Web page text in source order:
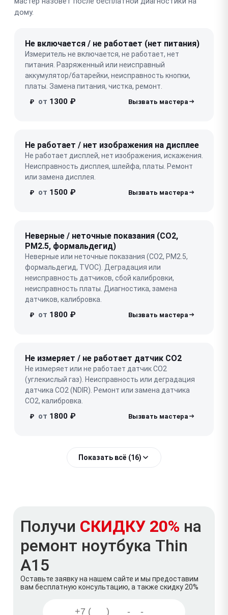
дому.
Не включается / не работает (нет питания)
Измеритель не включается, не работает, нет
питания. Разряженный или неисправный
аккумулятор/батарейки, неисправность кнопки,
платы. Замена питания, чистка, ремонт.
₽ от 1300 ₽
Не работает / нет изображения на дисплее
Не работает дисплей, нет изображения, искажения.
Неисправность дисплея, шлейфа, платы. Ремонт
или замена дисплея.
₽ от 1500 ₽
Неверные / неточные показания (CO2,
PM2.5, формальдегид)
Неверные или неточные показания (CO2, PM2.5,
формальдегид, TVOC). Деградация или
неисправность датчиков, сбой калибровки,
неисправность платы. Диагностика, замена
датчиков, калибровка.
₽ от 1800 ₽
Не измеряет / не работает датчик CO2
Не измеряет или не работает датчик CO2
(углекислый газ). Неисправность или деградация
датчика CO2 (NDIR). Ремонт или замена датчика
CO2, калибровка.
₽ от 1800 ₽
Показать всё (16)
Получи СКИДКУ 20% на
ремонт ноутбука Thin
A15
Оставьте заявку на нашем сайте и мы предоставим
вам бесплатную консультацию, а также скидку 20%